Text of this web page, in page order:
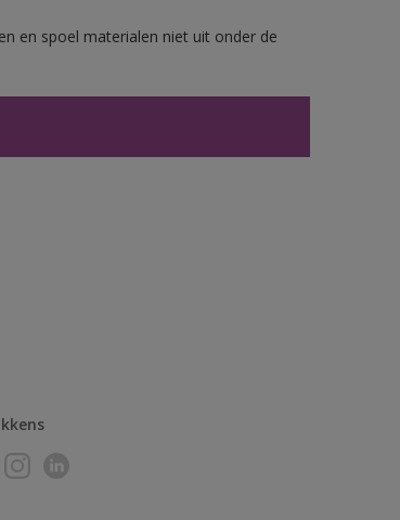
en spoel materialen niet uit onder de